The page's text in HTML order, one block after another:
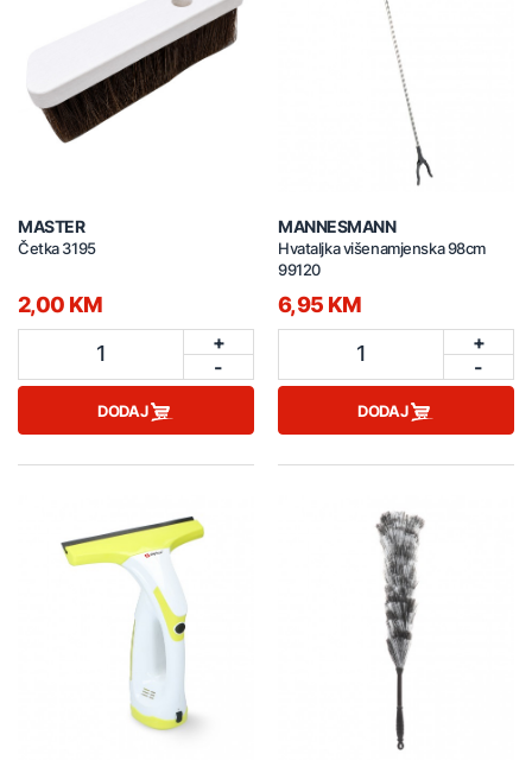
MASTER
Četka 3195
2,00 KM
1
+
-
DODAJ
MANNESMANN
Hvataljka višenamjenska 98cm
99120
6,95 KM
1
+
-
DODAJ